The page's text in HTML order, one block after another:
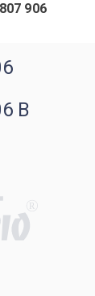
906
B
R